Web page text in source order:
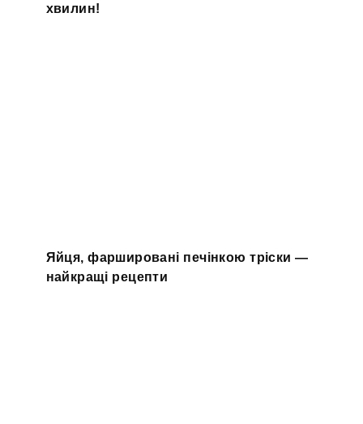
хвилин!
Яйця, фаршировані печінкою тріски —
найкращі рецепти